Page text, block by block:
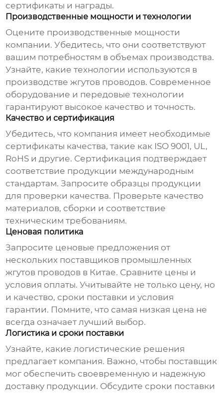
сертификаты и награды.
Производственные мощности и технологии
Оцените производственные мощности
компании. Убедитесь, что они соответствуют
вашим потребностям в объемах производства.
Узнайте, какие технологии используются в
производствежгутов проводов. Современное
оборудование и передовые технологии
гарантируют высокое качество и точность.
Качество и сертификация
Убедитесь, что компания имеет необходимые
сертификаты качества, такие как ISO 9001, UL,
RoHS и другие. Сертификация подтверждает
соответствие продукции международным
стандартам. Запросите образцы продукции
для проверки качества. Проверьте качество
материалов, сборки и соответствие
техническим требованиям.
Ценовая политика
Запросите ценовые предложения от
нескольких поставщиков промышленных
жгутов проводов в Китае. Сравните цены и
условия оплаты. Учитывайте не только цену, но
и качество, сроки поставки и условия
гарантии. Помните, что самая низкая цена не
всегда означает лучший выбор.
Логистика и сроки поставки
Узнайте, какие логистические решения
предлагает компания. Важно, чтобы поставщик
мог обеспечить своевременную и надежную
доставку продукции. Обсудите сроки поставки